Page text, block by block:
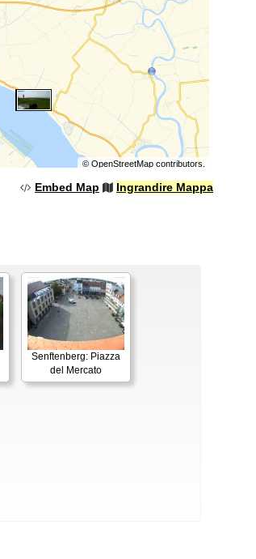
© OpenStreetMapcontributors.
Embed Map Ingrandire Mappa
Senftenberg: Piazza
del Mercato